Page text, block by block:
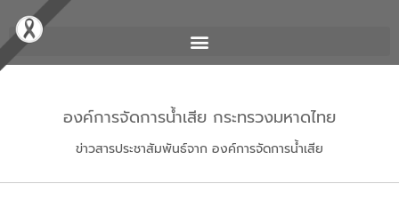
องค์การจัดการน้ำเสีย กระทรวงมหาดไทย
ข่าวสารประชาสัมพันธ์จาก องค์การจัดการน้ำเสีย